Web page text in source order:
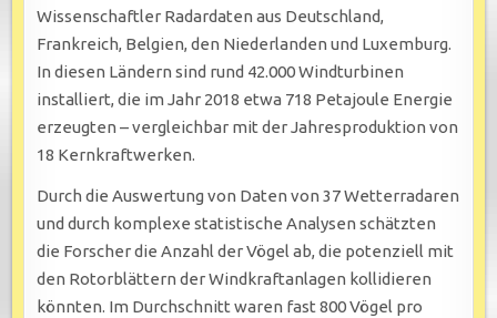
Wissenschaftler Radardaten aus Deutschland,
Frankreich, Belgien, den Niederlanden und Luxemburg.
In diesen Ländern sind rund 42.000 Windturbinen
installiert, die im Jahr 2018 etwa 718 Petajoule Energie
erzeugten – vergleichbar mit der Jahresproduktion von
18 Kernkraftwerken.
Durch die Auswertung von Daten von 37 Wetterradaren
und durch komplexe statistische Analysen schätzten
die Forscher die Anzahl der Vögel ab, die potenziell mit
den Rotorblättern der Windkraftanlagen kollidieren
könnten. Im Durchschnitt waren fast 800 Vögel pro